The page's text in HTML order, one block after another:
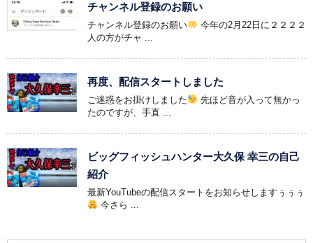
チャンネル登録のお願い
チャンネル登録のお願い
今年の2月22日に２２２２
人の方がチャ ...
再度、配信スタートしました
ご迷惑をお掛けしました
先ほど音が入って無かっ
たのですが、手直 ...
ビッグフィッシュハンター大久保 幸三の自己
紹介
最新YouTubeの配信スタートをお知らせしますぅぅぅ
今さら ...